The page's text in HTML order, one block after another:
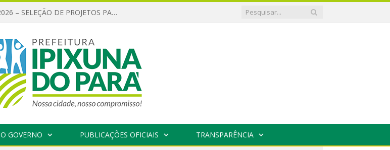
CHAMAMENTO PÚBLICO Nº 01/2026 – SELEÇÃO DE PROJETOS PARA FIRMAR TERMO DE EXECUÇÃO CULTURAL COM RECURSOS DA POLÍTICA NACIONAL ALDIR BLANC DE FOMENTO À CULTURA – PNAB (LEI Nº 14.399/2022)
O GOVERNO PUBLICAÇÕES OFICIAIS TRANSPARÊNCIA